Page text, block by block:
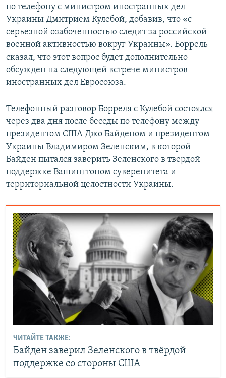
по телефону с министром иностранных дел
Украины Дмитрием Кулебой, добавив, что «с
серьезной озабоченностью следит за российской
военной активностью вокруг Украины». Боррель
сказал, что этот вопрос будет дополнительно
обсужден на следующей встрече министров
иностранных дел Евросоюза.
Телефонный разговор Борреля с Кулебой состоялся
через два дня после беседы по телефону между
президентом США Джо Байденом и президентом
Украины Владимиром Зеленским, в которой
Байден пытался заверить Зеленского в твердой
поддержке Вашингтоном суверенитета и
территориальной целостности Украины.
ЧИТАЙТЕ ТАКЖЕ:
Байден заверил Зеленского в твёрдой
поддержке со стороны США